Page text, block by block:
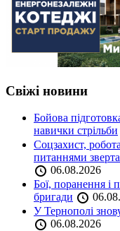
Свіжі новини
Бойова
навички стрільби
Соцзахист,
питаннями
06.08.2026
Бої, поранення і
бригади
У Тернополі
06.08.2026